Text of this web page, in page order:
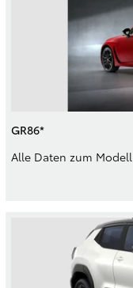
GR86*
Alle Daten zum Modell